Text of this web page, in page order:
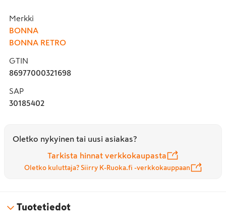
Merkki
BONNA
BONNA RETRO
GTIN
86977000321698
SAP
30185402
Oletko nykyinen tai uusi asiakas?
Tarkista hinnat verkkokaupasta
Oletko kuluttaja? Siirry K-Ruoka.fi -verkkokauppaan
Tuotetiedot